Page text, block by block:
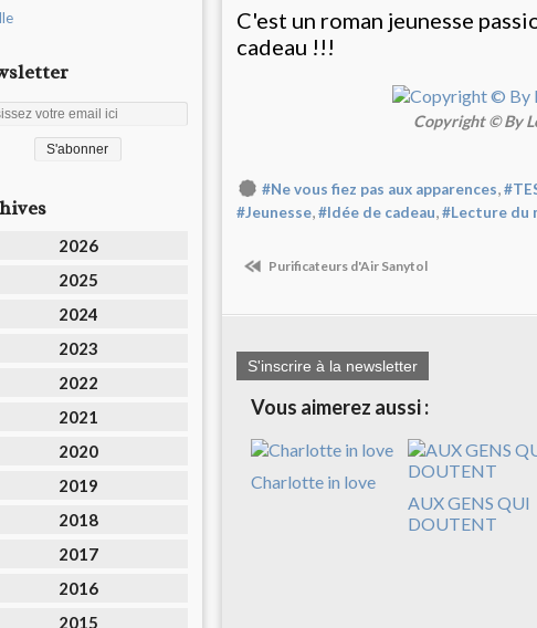
2026
2025
2024
2023
2022
2021
2020
2019
2018
2017
2016
2015
C'est un roman jeunesse
cadeau !!!
Copyright © By
#Ne vous fiez pas aux apparences,
#Jeunesse,#Idée de cadeau,#Lecture du
Purificateurs d'Air Sanytol
S'inscrire à la newsletter
Vous aimerez aussi :
Charlotte in love
AUX GENS QUI
DOUTENT